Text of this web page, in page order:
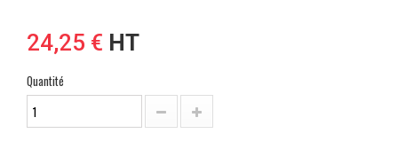
24,25 € HT
Quantité